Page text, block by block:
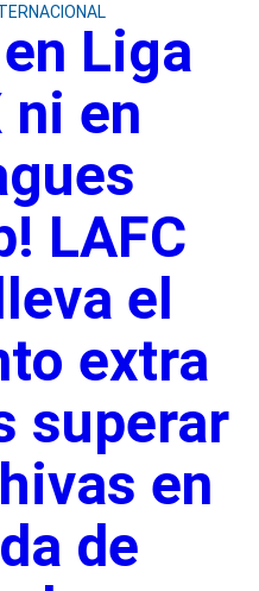
en Liga
ni en
LAFC
el
extra
superar
en
de